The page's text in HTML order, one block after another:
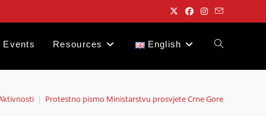
Events Resources English Toggle
| Protestno pismo Ministarstvu prosvjete Crne Gore